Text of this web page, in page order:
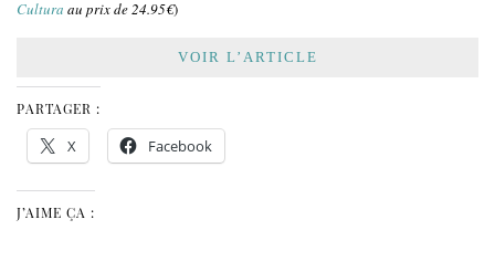
Cultura au prix de 24.95€)
VOIR L’ARTICLE
PARTAGER :
X Facebook
J’AIME ÇA :